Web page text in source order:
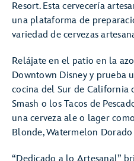
Resort. Esta cervecería
una plataforma de
variedad de cervezas
Relájate en el patio en la
Downtown Disney y prueba
cocina del Sur de California
Smash o los Tacos de
una cerveza ale o lager
Blonde, Watermelon Dorado